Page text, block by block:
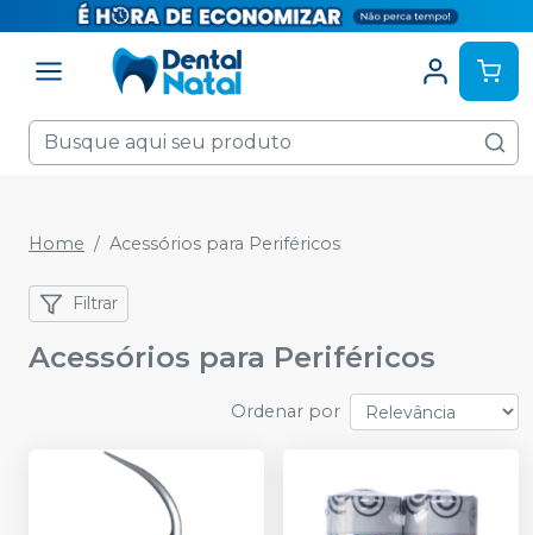
Home Acessórios para Periféricos
Filtrar
Acessórios para Periféricos
Ordenar por